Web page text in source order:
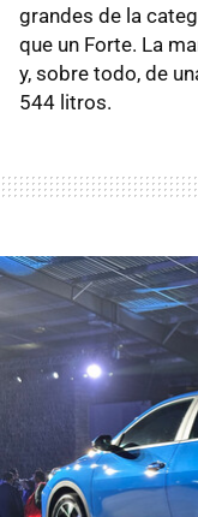
grandes de la
que un Forte. La
y, sobre todo, de
544 litros.